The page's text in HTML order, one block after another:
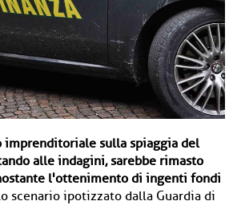
imprenditoriale sulla spiaggia del
alle indagini, sarebbe rimasto
l'ottenimento di ingenti fondi
scenario ipotizzato dalla Guardia di